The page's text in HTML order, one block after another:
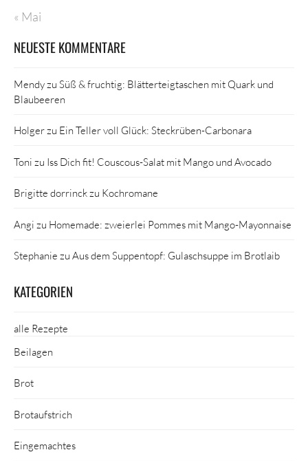
« Mai
NEUESTE KOMMENTARE
Mendyzu Süß & fruchtig: Blätterteigtaschen mit Quark und
Blaubeeren
Holgerzu Ein Teller voll Glück: Steckrüben-Carbonara
Toni zu Iss Dich fit! Couscous-Salat mit Mango und Avocado
Brigitte dorrinckzu Kochromane
Angi zu Homemade: zweierlei Pommes mit Mango-Mayonnaise
Stephanie zu Aus dem Suppentopf: Gulaschsuppe im Brotlaib
KATEGORIEN
alle Rezepte
Beilagen
Brot
Brotaufstrich
Eingemachtes